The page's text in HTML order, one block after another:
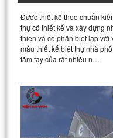
Được thiết kế theo chuẩn
thự có thiết kế và xây dựng
thiện và có phần biệt lập với
mẫu thiết kế biệt thự nhà
tầm tay của rất nhiều n…